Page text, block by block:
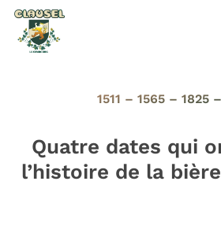
Skip
main
1511 – 1565 – 1825
Quatre dates qui
l’histoire de la